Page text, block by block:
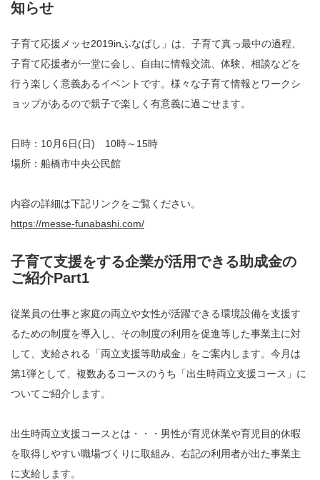
知らせ
子育て応援メッセ2019inふなばし」は、子育て真っ最中の過程、
子育て応援者が一堂に会し、自由に情報交流、体験、相談などを
行う楽しく意義あるイベントです。様々な子育て情報とワークシ
ョップがあるので親子で楽しく有意義に過ごせます。
日時：10月6日(日) 10時～15時
場所：船橋市中央公民館
内容の詳細は下記リンクをご覧ください。
https://messe-funabashi.com/
子育て支援をする企業が活用できる助成金の
ご紹介Part1
従業員の仕事と家庭の両立や女性が活躍できる環境設備を支援す
るための制度を導入し、その制度の利用を促進等した事業主に対
して、支給される「両立支援等助成金」をご案内します。今月は
第1弾として、複数あるコースのうち「出生時両立支援コース」に
ついてご紹介します。
出生時両立支援コースとは・・・男性が育児休業や育児目的休暇
を取得しやすい職場づくりに取組み、右記の利用者が出た事業主
に支給します。